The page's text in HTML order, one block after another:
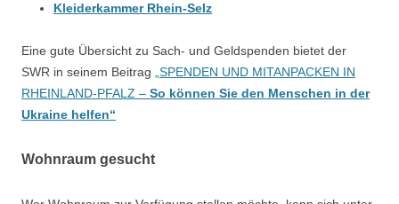
Kleiderkammer Rhein-Selz
Eine gute Übersicht zu Sach- und Geldspenden bietet der
SWR in seinem Beitrag „SPENDEN UND MITANPACKEN IN
RHEINLAND-PFALZ – So können Sie den Menschen in der
Ukraine helfen“
Wohnraum gesucht